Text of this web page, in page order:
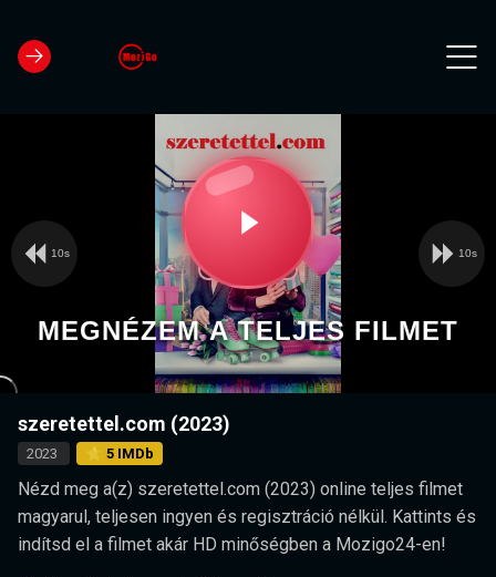
loading.
Play
Video
10s 10s
MEGNÉZEM A TELJES FILMET
szeretettel.com (2023)
2023 ⭐ 5 IMDb
Nézd meg a(z) szeretettel.com (2023) online teljes filmet
magyarul, teljesen ingyen és regisztráció nélkül. Kattints és
indítsd el a filmet akár HD minőségben a Mozigo24-en!